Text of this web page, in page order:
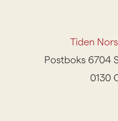
Tiden
Postboks 6704
0130